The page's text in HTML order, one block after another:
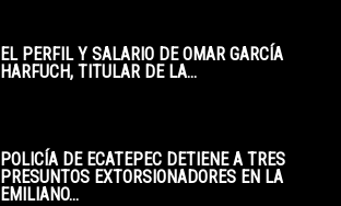
EL PERFIL Y SALARIO DE OMAR GARCÍA
HARFUCH, TITULAR DE LA...
POLICÍA DE ECATEPEC DETIENE A TRES
PRESUNTOS EXTORSIONADORES EN LA
EMILIANO...